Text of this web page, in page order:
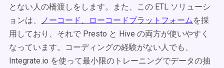
とない人の橋渡しをします。また、この ETL ソリューシ
ョンは、
ノーコード、ローコードプラットフォームを採
用しており、それで Presto と Hive の両方が使いやすく
なっています。コーディングの経験がない人でも、
Integrate.io を使って最小限のトレーニングでデータの抽